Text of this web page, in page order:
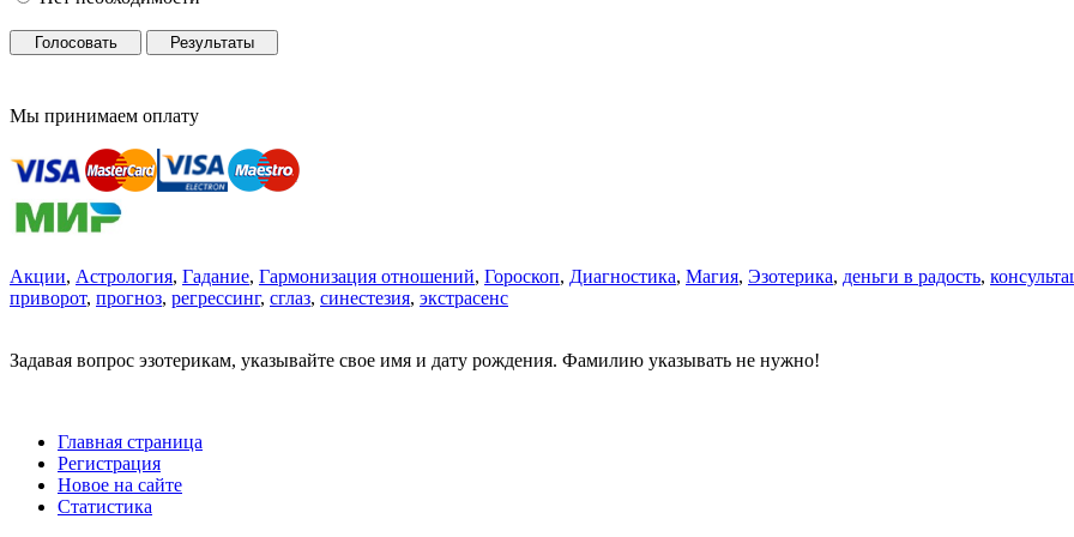
Голосовать Результаты
Мы принимаем оплату
Акции, Астрология, Гадание, Гармонизация отношений, Гороскоп, Диагностика, Магия, Эзотерика, деньги в радость,
приворот, прогноз, регрессинг, сглаз, синестезия, экстрасенс
Задавая вопрос эзотерикам, указывайте свое имя и дату рождения. Фамилию указывать не нужно!
Главная страница
Регистрация
Новое на сайте
Статистика